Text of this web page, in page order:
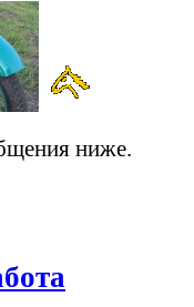
ниже.